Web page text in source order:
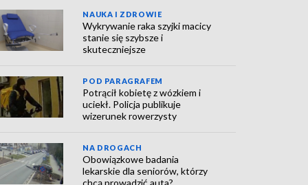
NAUKA I ZDROWIE
Wykrywanie raka szyjki macicy
stanie się szybsze i
skuteczniejsze
POD PARAGRAFEM
Potrącił kobietę z wózkiem i
uciekł. Policja publikuje
wizerunek rowerzysty
NA DROGACH
Obowiązkowe badania
lekarskie dla seniorów, którzy
chcą prowadzić auta?